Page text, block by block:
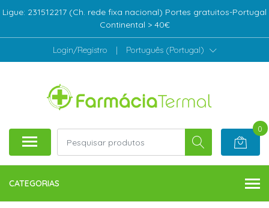
Ligue: 231512217 (Ch. rede fixa nacional) Portes gratuitos-Portugal
Continental > 40€
Login/Registro | Português (Portugal)
0
CATEGORIAS